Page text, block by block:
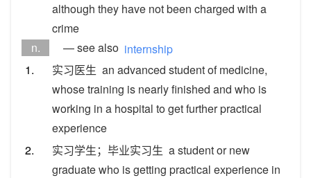
although they have not been charged with a
crime
n.
— see also internship
1.
实习医生 an advanced student of medicine,
whose training is nearly finished and who is
working in a hospital to get further practical
experience
2.
实习学生；毕业实习生 a student or new
graduate who is getting practical experience in